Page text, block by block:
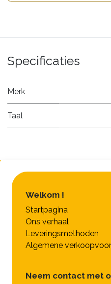
Specificaties
Merk
Taal
Welkom !
Startpagina
Ons verhaal
Leveringsmethoden
Algemene
Neem contact met